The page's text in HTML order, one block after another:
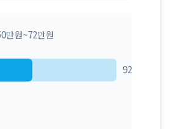
만원~72만원
92만원~133만원